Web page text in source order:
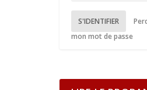
S'IDENTIFIER
mon mot de passe